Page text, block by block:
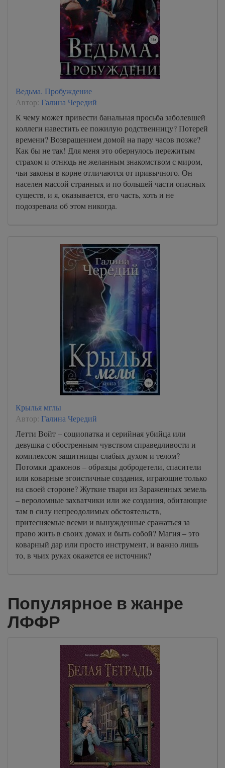
Ведьма. Пробуждение
Автор: Галина Чередий
К чему может привести банальная просьба заболевшей
коллеги навестить ее пожилую родственницу? Потерей
времени? Возвращением домой на пару часов позже?
Как бы не так! Для меня это обернулось пережитым
страхом и отнюдь не желанным знакомством с миром,
чьи законы в корне отличаются от привычного. Он
населен массой странных и по большей части опасных
существ, и я, оказывается, его часть, хоть и не
подозревала об этом никогда.
Крылья мглы
Автор: Галина Чередий
Летти Войт – социопатка и серийная убийца или
девушка с обостренным чувством справедливости и
комплексом защитницы слабых духом и телом?
Потомки драконов – образцы добродетели, спасители
или коварные эгоистичные создания, играющие только
на своей стороне? Жуткие твари из Зараженных земель
– вероломные захватчики или же создания, обитающие
там в силу непреодолимых обстоятельств,
притесняемые всеми и вынужденные сражаться за
право жить в своих домах и быть собой? Магия – это
коварный дар или просто инструмент, и важно лишь
то, в чьих руках окажется ее источник?
Популярное в жанре
ЛФФР